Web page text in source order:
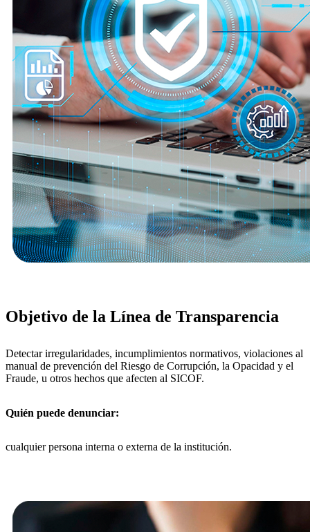
Objetivo de la Línea de Transparencia
Detectar irregularidades, incumplimientos normativos, violaciones al
manual de prevención del Riesgo de Corrupción, la Opacidad y el
Fraude, u otros hechos que afecten al SICOF.
Quién puede denunciar:
cualquier persona interna o externa de la institución.